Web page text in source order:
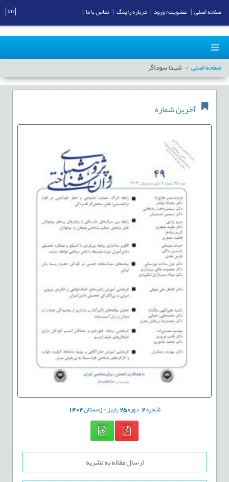
صفحه اصلی شیدا سوداگر
آخرین شماره
شماره2 دوره25پاییز - زمستان1404
ارسال مقاله به نشریه
صفحه اصلی عضویت/ ورود درباره رایمگ تماس با ما